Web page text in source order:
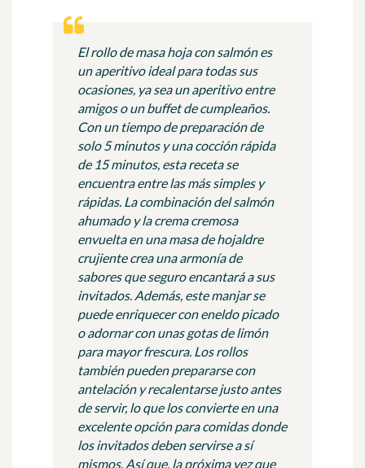
El rollo de masa hoja con salmón es
un aperitivo ideal para todas sus
ocasiones, ya sea un aperitivo entre
amigos o un buffet de cumpleaños.
Con un tiempo de preparación de
solo 5 minutos y una cocción rápida
de 15 minutos, esta receta se
encuentra entre las más simples y
rápidas. La combinación del salmón
ahumado y la crema cremosa
envuelta en una masa de hojaldre
crujiente crea una armonía de
sabores que seguro encantará a sus
invitados. Además, este manjar se
puede enriquecer con eneldo picado
o adornar con unas gotas de limón
para mayor frescura. Los rollos
también pueden prepararse con
antelación y recalentarse justo antes
de servir, lo que los convierte en una
excelente opción para comidas donde
los invitados deben servirse a sí
mismos. Así que, la próxima vez que